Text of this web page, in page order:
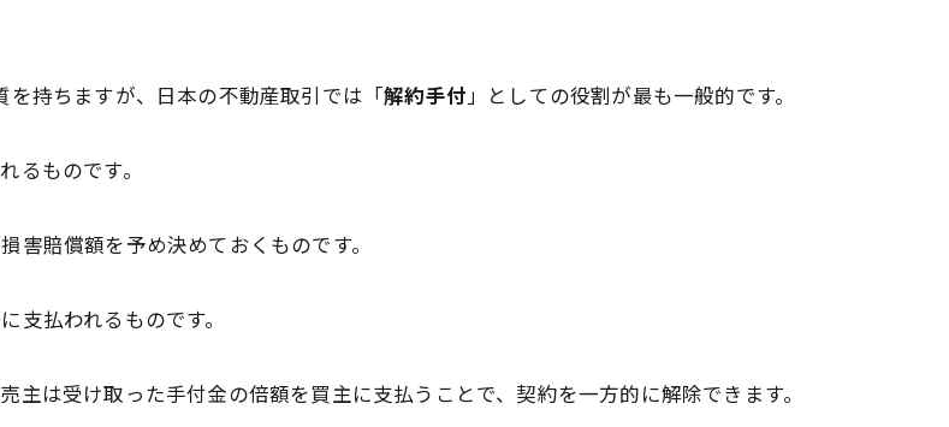
持ちますが、日本の不動産取引では「解約手付」としての役割が最も一般的です。
るものです。
害賠償額を予め決めておくものです。
支払われるものです。
は受け取った手付金の倍額を買主に支払うことで、契約を一方的に解除できます。